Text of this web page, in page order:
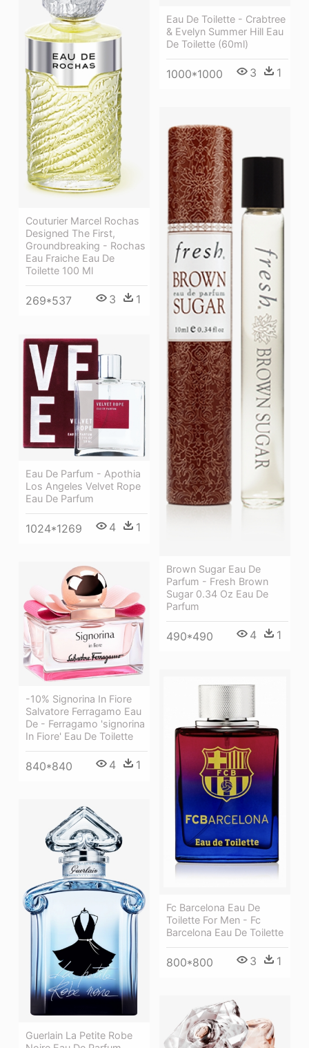
Eau De Toilette - Crabtree
& Evelyn Summer Hill Eau
De Toilette (60ml)
1000*1000 3 1
Couturier Marcel Rochas
Designed The First,
Groundbreaking - Rochas
Eau Fraiche Eau De
Toilette 100 Ml
269*537 3 1
Brown Sugar Eau De
Parfum - Fresh Brown
Sugar 0.34 Oz Eau De
Parfum
490*490 4 1
Eau De Parfum - Apothia
Los Angeles Velvet Rope
Eau De Parfum
1024*1269 4 1
-10% Signorina In Fiore
Salvatore Ferragamo Eau
De - Ferragamo 'signorina
In Fiore' Eau De Toilette
840*840 4 1
Fc Barcelona Eau De
Toilette For Men - Fc
Barcelona Eau De Toilette
800*800 3 1
Guerlain La Petite Robe